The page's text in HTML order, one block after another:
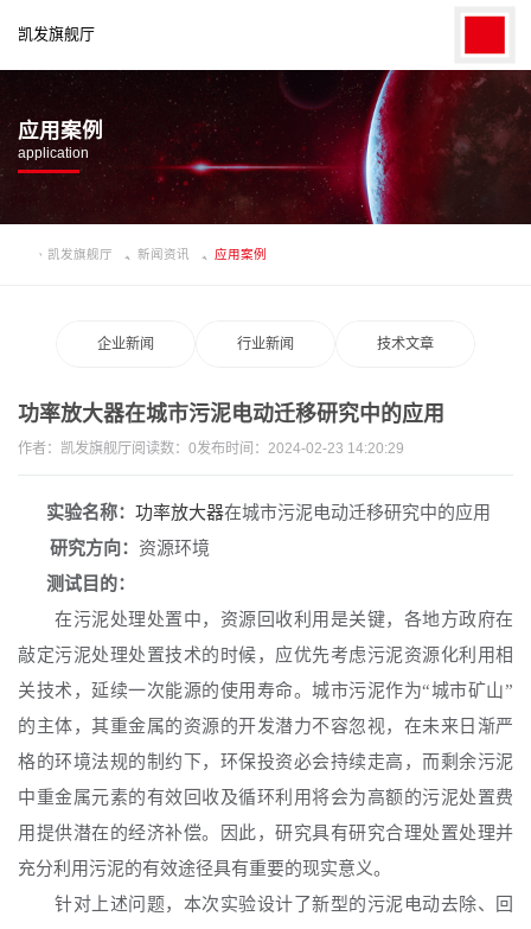
凯发旗舰厅
应用案例
application
凯发旗舰厅 新闻资讯 应用案例
企业新闻 行业新闻 技术文章
功率放大器在城市污泥电动迁移研究中的应用
作者： 凯发旗舰厅阅读数： 0发布时间：2024-02-23 14:20:29
实验名称： 功率放大器在城市污泥电动迁移研究中的应用
研究方向： 资源环境
测试目的：
在污泥处理处置中，资源回收利用是关键，各地方政府在
敲定污泥处理处置技术的时候，应优先考虑污泥资源化利用相
关技术，延续一次能源的使用寿命。城市污泥作为“城市矿山”
的主体，其重金属的资源的开发潜力不容忽视，在未来日渐严
格的环境法规的制约下，环保投资必会持续走高，而剩余污泥
中重金属元素的有效回收及循环利用将会为高额的污泥处置费
用提供潜在的经济补偿。因此，研究具有研究合理处置处理并
充分利用污泥的有效途径具有重要的现实意义。
针对上述问题，本次实验设计了新型的污泥电动去除、回